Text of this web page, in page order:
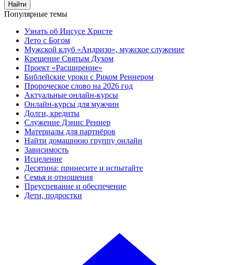
Найти
Популярные темы
Узнать об Иисусе Христе
Лето с Богом
Мужской клуб «Андризо», мужское служение
Крещение Святым Духом
Проект «Расширение»
Библейские уроки с Риком Реннером
Пророческое слово на 2026 год
Актуальные онлайн-курсы
Онлайн-курсы для мужчин
Долги, кредиты
Служение Дэнис Реннер
Материалы для партнёров
Найти домашнюю группу онлайн
Зависимость
Исцеление
Десятина: принесите и испытайте
Семья и отношения
Преуспевание и обеспечение
Дети, подростки